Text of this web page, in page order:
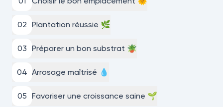
02 Plantation réussie 🌿
03 Préparer un bon substrat 🪴
04 Arrosage maîtrisé 💧
05 Favoriser une croissance saine 🌱